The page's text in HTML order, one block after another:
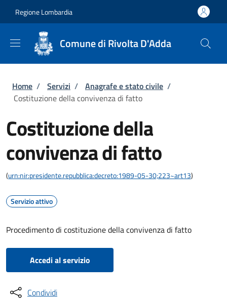
Regione Lombardia
Comune di Rivolta D'Adda
Briciole di pane
Home / Servizi / Anagrafe e stato civile /
Costituzione della convivenza di fatto
Costituzione della
convivenza di fatto
(urn:nir:presidente.repubblica:decreto:1989-05-30;223~art13)
Servizio attivo
Procedimento di costituzione della convivenza di fatto
Accedi al servizio
Condividi